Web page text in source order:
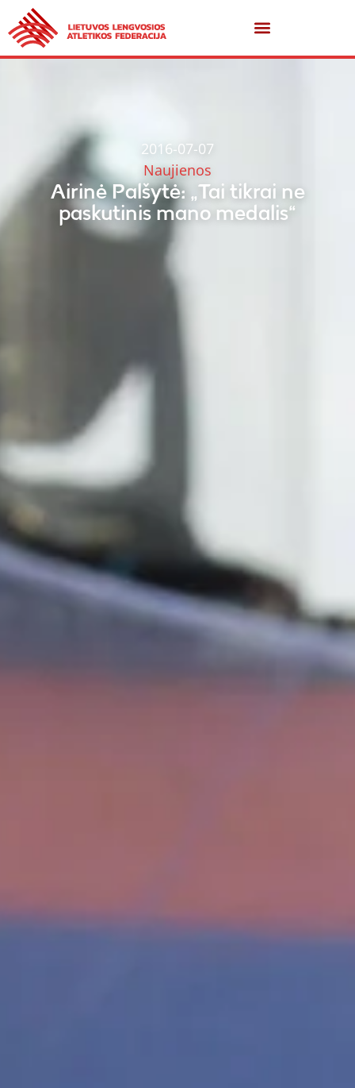
2016-07-07
Naujienos
Airinė Palšytė: „Tai tikrai ne
paskutinis mano medalis“